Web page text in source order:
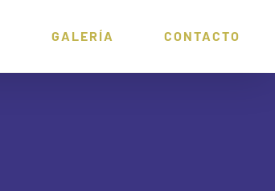
GALERÍA CONTACTO